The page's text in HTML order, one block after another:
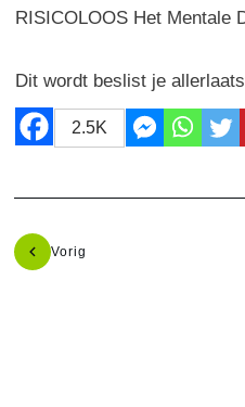
RISICOLOOS Het Mentale
Dit wordt beslist je
2.5K
Vorig